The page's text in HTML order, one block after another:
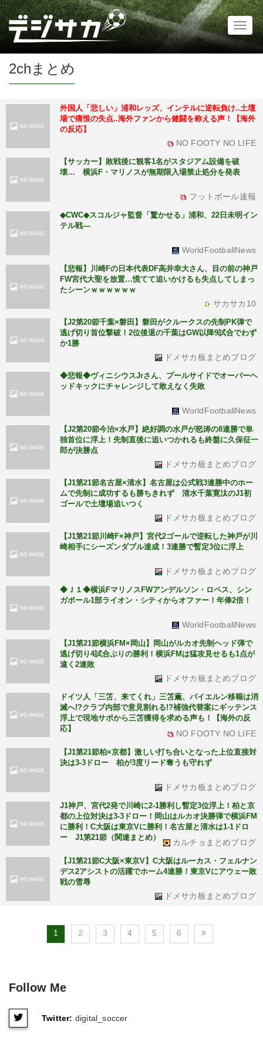
2chまとめ
外国人「悲しい」浦和レッズ、インテルに逆転負け..土壇
場で痛恨の失点..海外ファンから健闘を称える声！【海外
の反応】
NO FOOTY NO LIFE
【サッカー】敗戦後に観客1名がスタジアム設備を破
壊… 横浜F・マリノスが無期限入場禁止処分を発表
フットボール速報
◆CWC◆スコルジャ監督「驚かせる」浦和、22日未明イン
テル戦―
WorldFootballNews
【悲報】川崎Fの日本代表DF高井幸大さん、目の前の神戸
FW宮代大聖を放置…慌てて追いかけるも失点してしまっ
たシーンｗｗｗｗｗｗ
サカサカ10
【J2第20節千葉×磐田】磐田がクルークスの先制PK弾で
逃げ切り首位撃破！2位後退の千葉はGW以降9試合でわず
か1勝
ドメサカ板まとめブログ
◆悲報◆ヴィニシウスJrさん、プールサイドでオーバーヘ
ッドキックにチャレンジして敢えなく失敗
WorldFootballNews
【J2第20節今治×水戸】絶好調の水戸が怒涛の8連勝で単
独首位に浮上！先制直後に追いつかれるも終盤に久保征一
郎が決勝点
ドメサカ板まとめブログ
【J1第21節名古屋×清水】名古屋は公式戦3連勝中のホー
ムで先制に成功するも勝ちきれず 清水千葉寛汰のJ1初
ゴールで土壇場追いつく
ドメサカ板まとめブログ
【J1第21節川崎F×神戸】宮代2ゴールで逆転した神戸が川
崎相手にシーズンダブル達成！3連勝で暫定3位に浮上
ドメサカ板まとめブログ
◆Ｊ１◆横浜FマリノスFWアンデルソン・ロペス、シン
ガポール1部ライオン・シティからオファー！年俸2倍！
WorldFootballNews
【J1第21節横浜FM×岡山】岡山がルカオ先制ヘッド弾で
逃げ切り4試合ぶりの勝利！横浜FMは猛攻見せるも1点が
遠く2連敗
ドメサカ板まとめブログ
ドイツ人「三笘、来てくれ」三笘薫、バイエルン移籍は消
滅へ!?クラブ内部で意見割れる!?補強代替案にギッテンス
浮上で現地サポから三笘獲得を求める声も！【海外の反
応】
NO FOOTY NO LIFE
【J1第21節柏×京都】激しい打ち合いとなった上位直接対
決は3-3ドロー 柏が3度リード奪うも守れず
ドメサカ板まとめブログ
J1神戸、宮代2発で川崎に2-1勝利し暫定3位浮上！柏と京
都の上位対決は3-3ドロー！岡山はルカオ決勝弾で横浜FM
に勝利！C大阪は東京Vに勝利！名古屋と清水は1-1ドロ
ー J1第21節（関連まとめ）
カルチョまとめブログ
【J1第21節C大阪×東京V】C大阪はルーカス・フェルナン
デス2アシストの活躍でホーム4連勝！東京Vにアウェー敗
戦の雪辱
ドメサカ板まとめブログ
1 2 3 4 5 6
Follow Me
Twitter: digital_soccer